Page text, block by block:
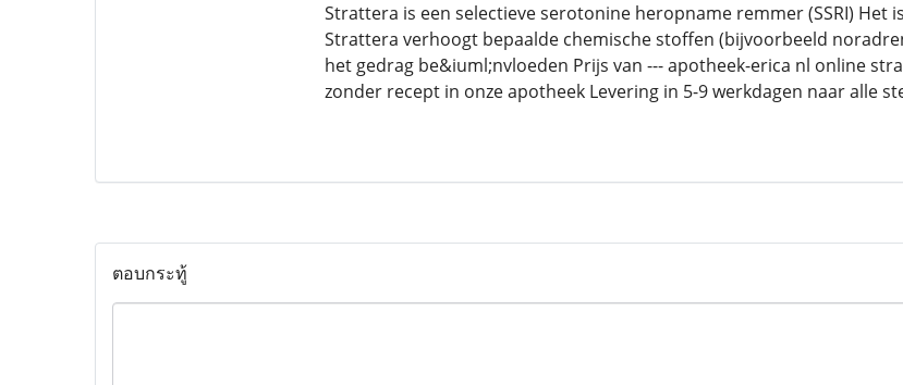
Strattera is een selectieve serotonine heropname remmer (SSRI)
Strattera verhoogt bepaalde chemische stoffen (bijvoorbeeld
het gedrag be&iuml;nvloeden Prijs van --- apotheek-erica nl online
zonder recept in onze apotheek Levering in 5-9 werkdagen naar alle
ตอบกระทู้